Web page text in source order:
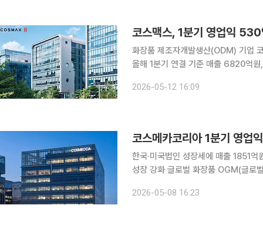
코스맥스, 1분기 영업익
화장품 제조자개발생산(ODM) 기업 코스
올해 1분기 연결 기준 매출 6820억
집계됐다. 한국법인은 전년 동기
2026-05-12 16:09
코스메카코리아 1분기 영
한국‧미국법인 성장세에 매출 1851
성장 강화 글로벌 화장품 OGM(글로벌 규격 생산) 전문기업 코스메카코리아는 1분기 연결 기준 영
1851억원, 당기순이익도 112.8% 급
2026-05-08 16:23